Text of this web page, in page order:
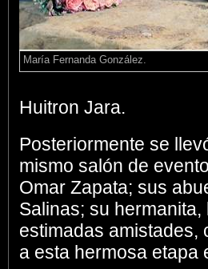
María Fernanda González.
Huitron Jara.
Posteriormente se
mismo salón de
Omar Zapata; sus
Salinas; su
estimadas amistades,
a esta hermosa etapa